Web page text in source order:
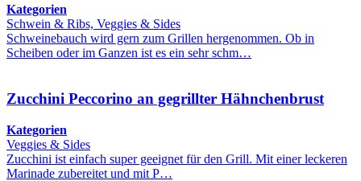
Kategorien
Schwein & Ribs, Veggies & Sides
Schweinebauch wird gern zum Grillen hergenommen. Ob in
Scheiben oder im Ganzen ist es ein sehr schm…
Zucchini Peccorino an gegrillter Hähnchenbrust
Kategorien
Veggies & Sides
Zucchini ist einfach super geeignet für den Grill. Mit einer leckeren
Marinade zubereitet und mit P…